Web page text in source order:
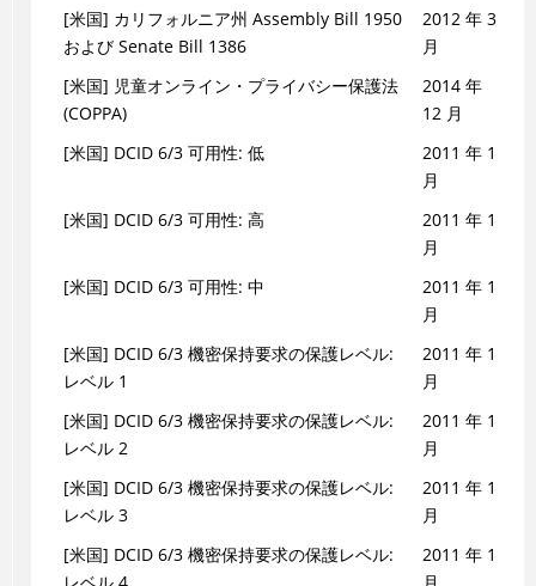
[米国] カリフォルニア州 Assembly Bill 1950
および Senate Bill 1386
2012 年 3
月
[米国] 児童オンライン・プライバシー保護法
(COPPA)
2014 年
12 月
[米国] DCID 6/3 可用性: 低
2011 年 1
月
[米国] DCID 6/3 可用性: 高
2011 年 1
月
[米国] DCID 6/3 可用性: 中
2011 年 1
月
[米国] DCID 6/3 機密保持要求の保護レベル:
レベル 1
2011 年 1
月
[米国] DCID 6/3 機密保持要求の保護レベル:
レベル 2
2011 年 1
月
[米国] DCID 6/3 機密保持要求の保護レベル:
レベル 3
2011 年 1
月
[米国] DCID 6/3 機密保持要求の保護レベル:
2011 年 1